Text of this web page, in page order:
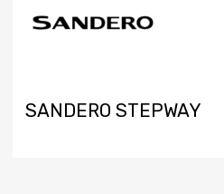
SANDERO STEPWAY